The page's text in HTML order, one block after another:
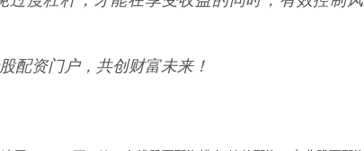
配资门户，共创财富未来！